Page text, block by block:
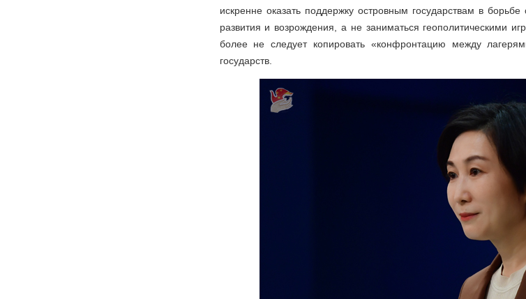
искренне оказать поддержку островным государствам в
развития и возрождения, а не заниматься геополитическими
более не следует копировать «конфронтацию между
государств.